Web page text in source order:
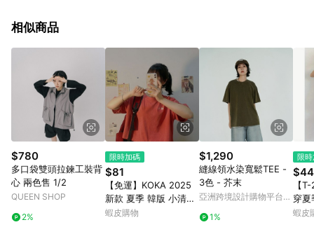
行為，不具贈點資格，部分退款不在此限。 6. APP 請更新至
運費，攤位費等不具贈點資格。 9. LINE 購物站上之商品規格、
顏色、價位、贈品如與 Pinkoi 商品資訊頁及購物車不符，以
Pinkoi 購物商品資訊頁及購物車標示為準。 10. 點數紅包使用規
則請以點數紅包活動說明為準。 11. 若於 LINE 購物前往 Pinkoi
頁面後才首次下載 Pinkoi APP 並完成訂單，不符合導購資格；承
上，首次下載 Pinkoi APP 後，需透過 LINE 購物前往 Pinkoi 頁
面，方享導購資格。
相似商品
$780
多口袋雙頭拉鍊工裝背
心 兩色售 1/2
QUEEN SHOP
2%
限時加碼
$81
【免運】KOKA 2025
新款 夏季 韓版 小清新
百搭 寬鬆 小性感 露臍
蝦皮購物
$1,290
縫線領水染寬鬆TEE -
3色 - 芥末
亞洲跨境設計購物平台
1%
限
【
穿夏
袖襯
蝦皮